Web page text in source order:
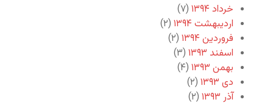
خرداد ۱۳۹۴
(۷)
اردیبهشت ۱۳۹۴
(۲)
فروردین ۱۳۹۴
(۲)
اسفند ۱۳۹۳
(۳)
بهمن ۱۳۹۳
(۴)
دی ۱۳۹۳
(۲)
آذر ۱۳۹۳
(۲)